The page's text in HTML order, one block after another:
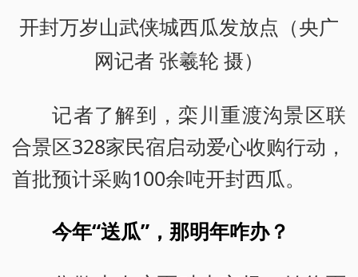
开封万岁山武侠城西瓜发放点（央广
网记者 张羲轮 摄）
记者了解到，栾川重渡沟景区联
合景区328家民宿启动爱心收购行动，
首批预计采购100余吨开封西瓜。
今年“送瓜”，那明年咋办？